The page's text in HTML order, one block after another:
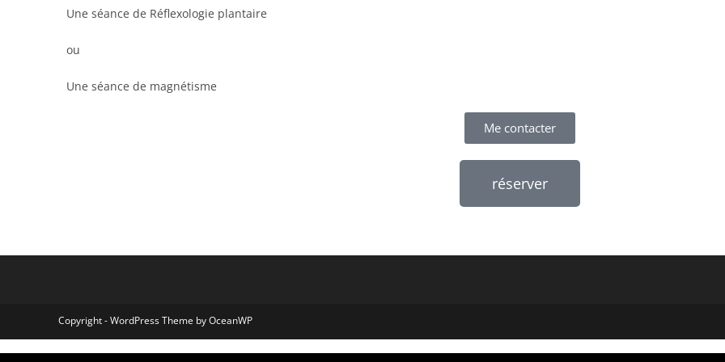
Une séance de Réflexologie plantaire
ou
Une séance de magnétisme
Me contacter
réserver
Copyright - WordPress Theme by OceanWP